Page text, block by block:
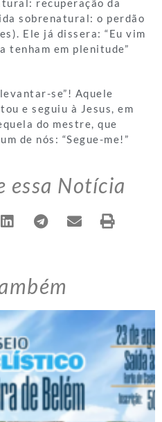
recuperação da
sobrenatural: o perdão
Ele já dissera: “Eu vim
tenham em plenitude”
se”! Aquele
e seguiu à Jesus, em
do mestre, que
de nós: “Segue-me!”
essa Notícia